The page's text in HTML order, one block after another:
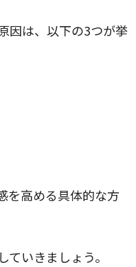
因は、以下の3つが挙
を高める具体的な方
いきましょう。